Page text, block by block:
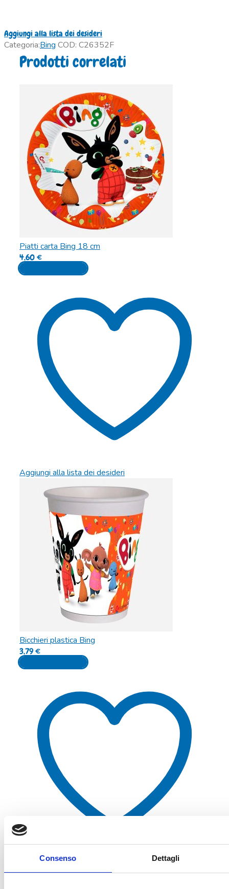
Consenso Dettagli
Aggiungi alla lista dei desideri
Categoria:Bing COD: C26352F
Prodotti correlati
Piatti carta Bing 18 cm
4,60€
Aggiungi al carrello
Aggiungi alla lista dei desideri
Bicchieri plastica Bing
3,79€
Aggiungi al carrello